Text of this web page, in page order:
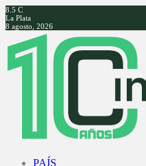
8.5 C
La Plata
8 agosto, 2026
Facebook
Twitter
Instagram
Youtube
PAÍS